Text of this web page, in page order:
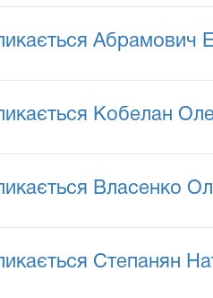
Абрамович
Кобелан
Власенко
Степанян